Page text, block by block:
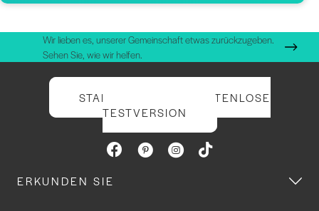
Wir lieben es, unserer Gemeinschaft etwas zurückzugeben.
Sehen Sie, wie wir helfen.
STARTEN SIE IHRE KOSTENLOSE
TESTVERSION
ERKUNDEN SIE